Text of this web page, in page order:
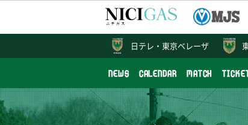
NEWS CALENDAR MATCH
日テレ・ 東京ベレーザ